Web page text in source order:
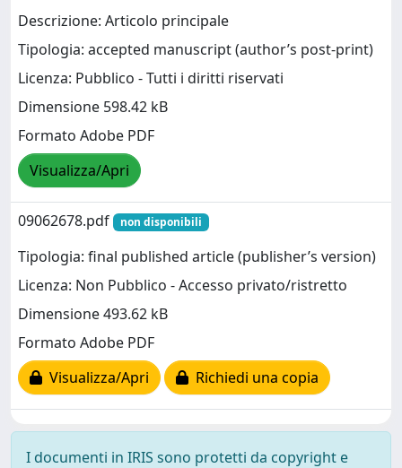
Descrizione: Articolo principale
Tipologia: accepted manuscript (author’s post-print)
Licenza: Pubblico - Tutti i diritti riservati
Dimensione 598.42 kB
Formato Adobe PDF
Visualizza/Apri
09062678.pdf non disponibili
Tipologia: final published article (publisher’s version)
Licenza: Non Pubblico - Accesso privato/ristretto
Dimensione 493.62 kB
Formato Adobe PDF
Visualizza/Apri
Richiedi una copia
I documenti in IRIS sono protetti da copyright e